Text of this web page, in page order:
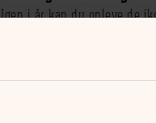
Igen i år kan du opleve de
Hermans i Tivoli Friheden
kun kan opleves på
Syngepigerne er kendt